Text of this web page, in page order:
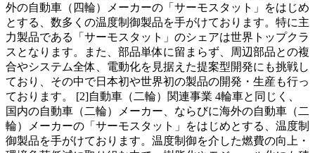
外の自動車（四輪）メーカーの「サーモスタット」をはじめ
とする、数多くの温度制御製品を手がけております。特に主
力製品である「サーモスタット」のシェアは世界トップクラ
スとなります。また、部品単体に留まらず、周辺部品との複
合やシステム全体、電動化を見据えた提案型開発にも挑戦し
ており、その中で日本初や世界初の製品の開発・生産も行っ
ております。 [2]自動車（二輪）関連事業 4輪車と同じく、
国内の自動車（二輪）メーカー、ならびに海外の自動車（二
輪）メーカーの「サーモスタット」をはじめとする、温度制
御製品を手がけております。温度制御を介した燃費の向上・